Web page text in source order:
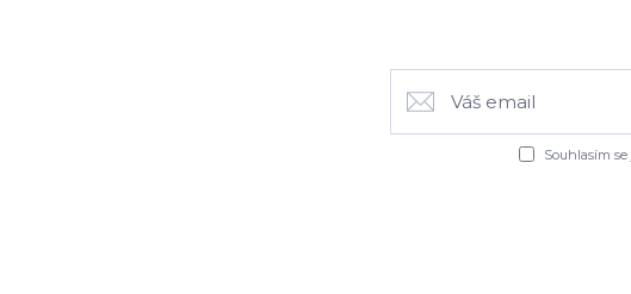
Souhlasím se